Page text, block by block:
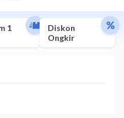
1
Diskon
Ongkir